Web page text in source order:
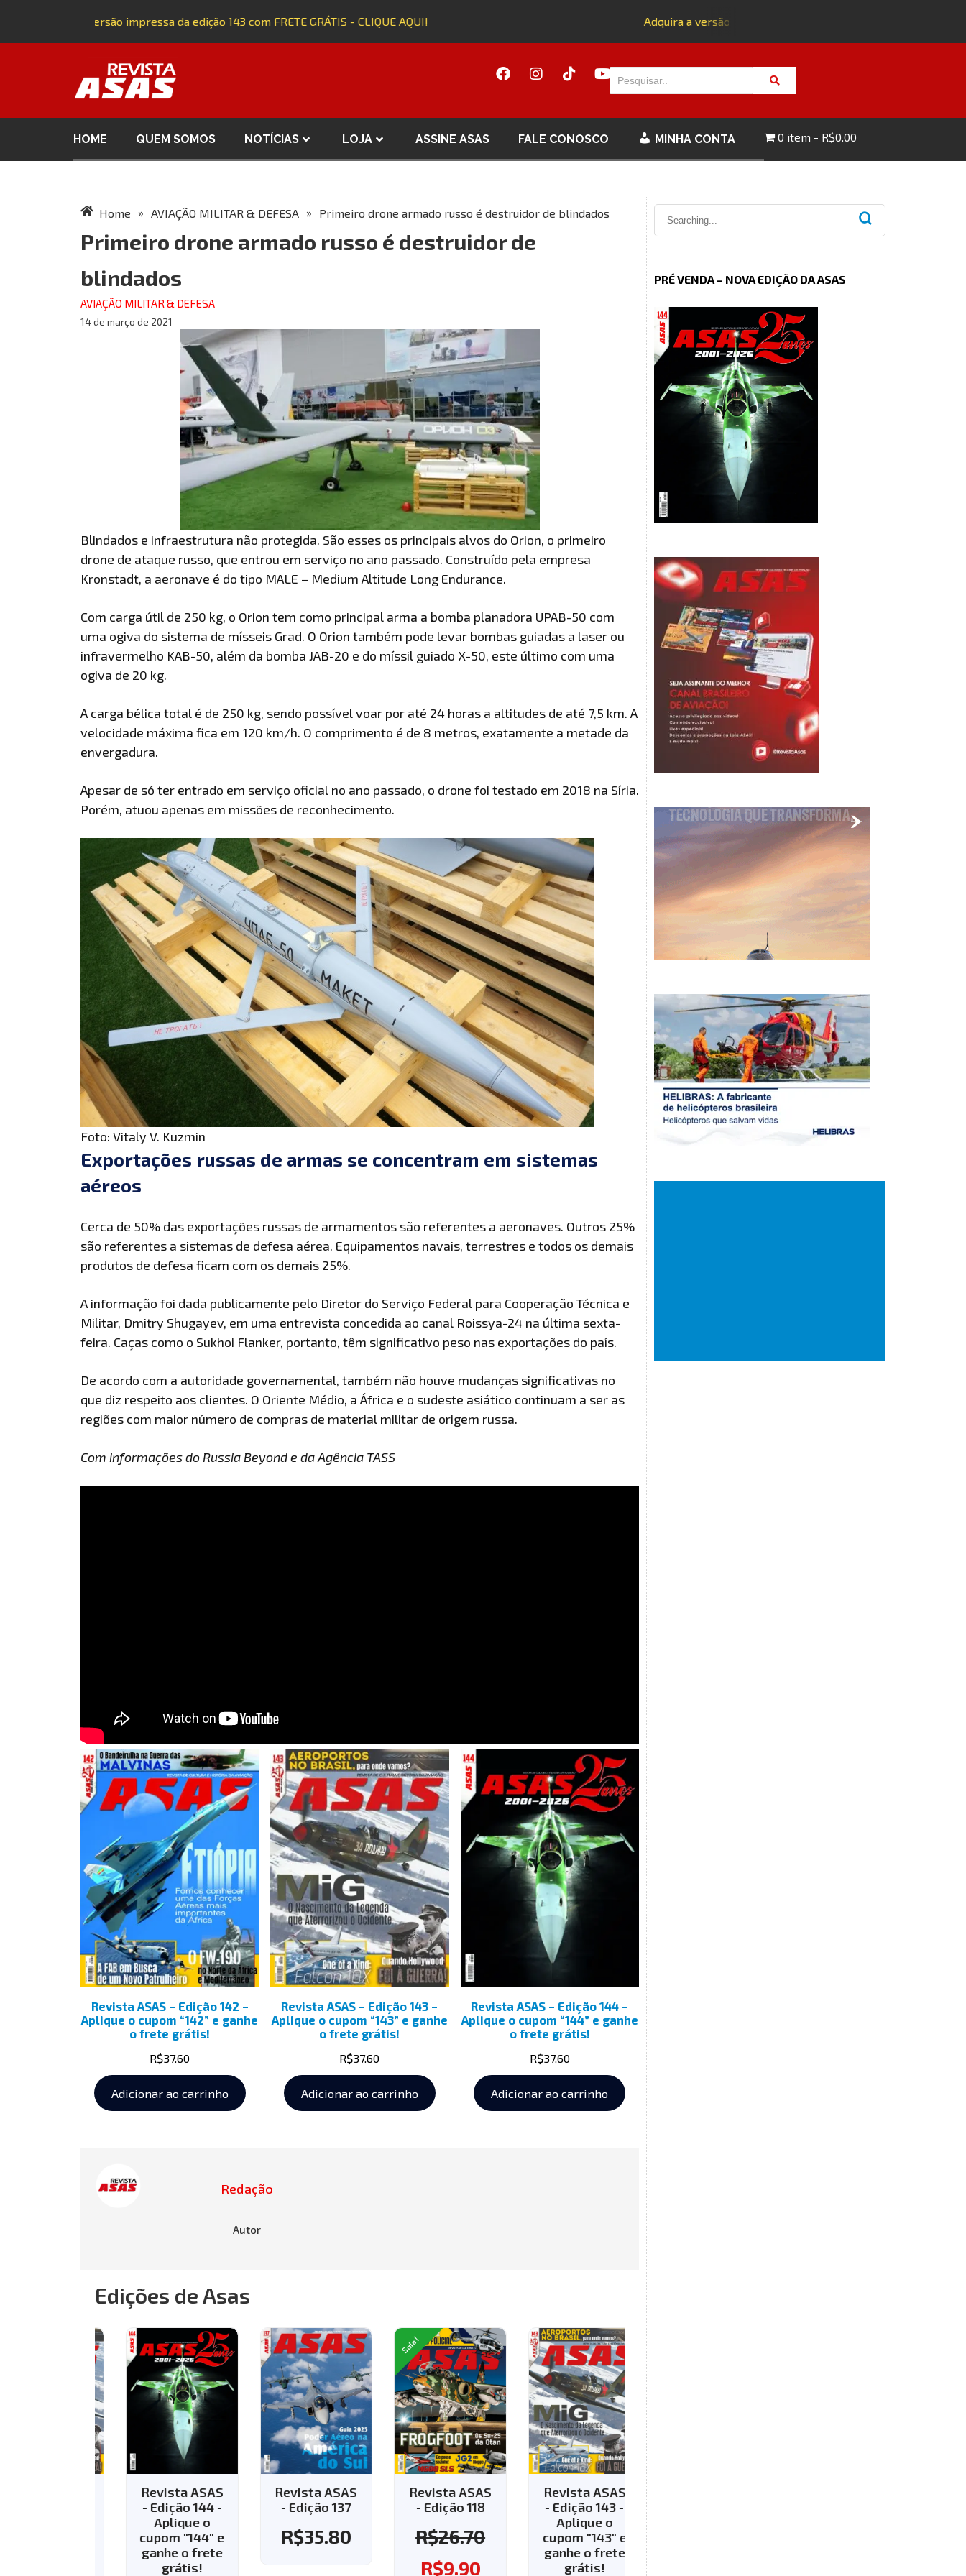
Adquira a versão impressa da edição 143 com FRETE GRÁTIS - CLIQUE AQUI! Adquira a versão impressa da edição 143 com FRETE GRÁTIS -
HOME QUEM SOMOS NOTÍCIAS LOJA ASSINE ASAS FALE CONOSCO MINHA CONTA 0 item R$0.00
Home » AVIAÇÃO MILITAR & DEFESA » Primeiro drone armado russo é destruidor de blindados
Primeiro drone armado russo é destruidor de
blindados
AVIAÇÃO MILITAR & DEFESA
14 de março de 2021
Blindados e infraestrutura não protegida. São esses os principais alvos do Orion, o primeiro
drone de ataque russo, que entrou em serviço no ano passado. Construído pela empresa
Kronstadt, a aeronave é do tipo MALE – Medium Altitude Long Endurance.
Com carga útil de 250 kg, o Orion tem como principal arma a bomba planadora UPAB-50 com
uma ogiva do sistema de mísseis Grad. O Orion também pode levar bombas guiadas a laser ou
infravermelho KAB-50, além da bomba JAB-20 e do míssil guiado X-50, este último com uma
ogiva de 20 kg.
A carga bélica total é de 250 kg, sendo possível voar por até 24 horas a altitudes de até 7,5 km. A
velocidade máxima fica em 120 km/h. O comprimento é de 8 metros, exatamente a metade da
envergadura.
Apesar de só ter entrado em serviço oficial no ano passado, o drone foi testado em 2018 na Síria.
Porém, atuou apenas em missões de reconhecimento.
Foto: Vitaly V. Kuzmin
Exportações russas de armas se concentram em sistemas
aéreos
Cerca de 50% das exportações russas de armamentos são referentes a aeronaves. Outros 25%
são referentes a sistemas de defesa aérea. Equipamentos navais, terrestres e todos os demais
produtos de defesa ficam com os demais 25%.
A informação foi dada publicamente pelo Diretor do Serviço Federal para Cooperação Técnica e
Militar, Dmitry Shugayev, em uma entrevista concedida ao canal Roissya-24 na última sexta-
feira. Caças como o Sukhoi Flanker, portanto, têm significativo peso nas exportações do país.
De acordo com a autoridade governamental, também não houve mudanças significativas no
que diz respeito aos clientes. O Oriente Médio, a África e o sudeste asiático continuam a ser as
regiões com maior número de compras de material militar de origem russa.
Com informações do Russia Beyond e da Agência TASS
Revista ASAS – Edição 142 –
Aplique o cupom “142” e ganhe
o frete grátis!
R$37.60
Adicionar ao carrinho
Revista ASAS – Edição 143 –
Aplique o cupom “143” e ganhe
o frete grátis!
R$37.60
Adicionar ao carrinho
Revista ASAS – Edição 144 –
Aplique o cupom “144” e ganhe
o frete grátis!
R$37.60
Adicionar ao carrinho
Redação
Autor
Edições de Asas
Revista ASAS
- Edição 144 -
Aplique o
cupom "144" e
ganhe o frete
grátis!
Revista ASAS
- Edição 137
35.80
Revista ASAS
- Edição 118
26.70
9.90
Revista ASAS
- Edição 143 -
Aplique o
cupom "143" e
ganhe o frete
grátis!
PRÉ VENDA – NOVA EDIÇÃO DA ASAS